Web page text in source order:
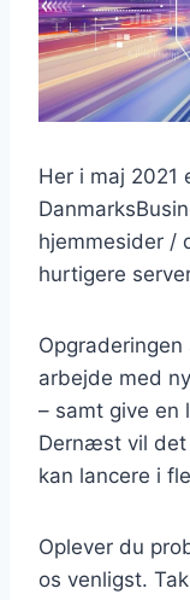
Her i maj 2021
hjemmesider /
hurtigere
arbejde med
– samt give en
Dernæst vil det
kan lancere i
Oplever du
os venligst.